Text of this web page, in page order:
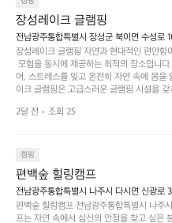
다채로운 야외 활동을 제공합니다. 특히 어
되어 있어 부모님들과 함께 즐거운 시간을
리를 탐험하는 재미도 포레스트 창평의 매
적으로 재방문하는 이들이 많아 인기가 날
핑 그 이상을 제공하며, 자연을 사랑하는
잡았습니다.  인기 정도: ★★★★★
장성레이크 글램핑
전남광주통합특별시 장성군 북이면 수성로
장성레이크 글램핑 자연과 현대적인 편안
모험을 동시에 제공하는 최적의 장소입니
어, 스트레스를 잊고 온전히 자연 속에 몸을
이크 글램핑은 고급스러운 글램핑 시설을
오면 사치스러운 휴식이 가능해집니다. 독
한 사람과 함께 따뜻한 이야기를 나눌 수 있
을 창출하는 시간이 될 것입니다. 특히 식사
티와 지역에서 나는 신선한 재료로 만든 다
장성레이크 글램핑은 그 아름다운 경관과
주목받고 있는 캠핑장 중 하나입니다. 주말
미리 일정을 계획하시는 것이 좋습니다. 나
람들과 함께하세요. 당신의 대자연 속 힐링
2달 전 조회 25
캠핑
편백숲 힐링캠프
전남광주통합특별시 나주시 다시면 신광로
편백숲 힐링캠프 전남광주통합특별시 나주
프는 자연 속에서 심신의 안정을 찾고 싶은